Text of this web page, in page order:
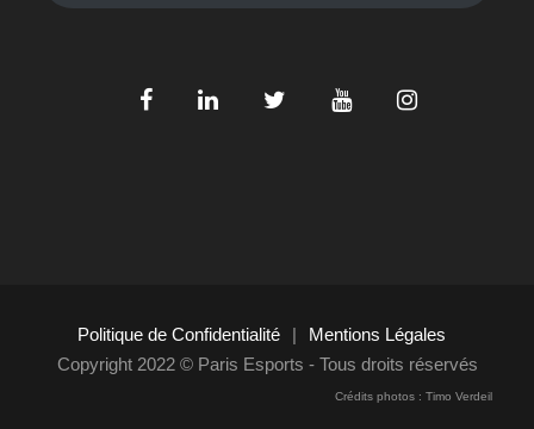
Politique de Confidentialité |
Mentions Légales
Copyright 2022 © Paris Esports - Tous droits réservés
Crédits photos : Timo Verdeil